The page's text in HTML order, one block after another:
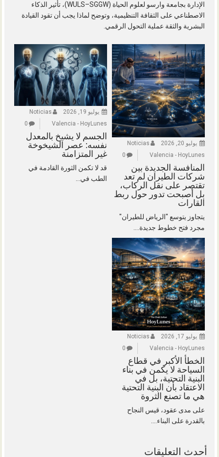
الإدارة بجامعة وارسو لعلوم الحياة (WULS–SGGW)، تأثير الذكاء
الاصطناعي على الثقافة التنظيمية، وتوضح لماذا يجب أن تقود القيادة
البشرية والثقة عملية التحول الرقمي.
يوليو 20, 2026
Noticias
Valencia - HoyLunes
0
المنافسة الجديدة بين
شركات الطيران لم تعد
تقتصر على نقل الركاب،
بل أصبحت تدور حول ربط
القارات
يتجاوز يتوسع "الرياض للطيران"
مجرد فتح خطوط جديدة....
يوليو 19, 2026
Noticias
Valencia - HoyLunes
0
الجسم لا يشيخ بالمعدل
نفسه: عصر الشيخوخة
غير المتزامنة
قد لا تكمن الثورة القادمة في
الطب في...
يوليو 17, 2026
Noticias
Valencia - HoyLunes
0
الخطأ الأكبر في قطاع
السياحة لا يكمن في بناء
البنية التحتية، بل في
الاعتقاد بأن البنية التحتية
هي ما تصنع الثروة
على مدى عقود، قيس النجاح
بالقدرة على البناء....
أحدث التعليقات